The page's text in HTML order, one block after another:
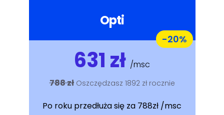
Opti
-20%
631 zł /msc
788 złOszczędzasz 1892 zł rocznie
Po roku przedłuża się za 788zł /msc